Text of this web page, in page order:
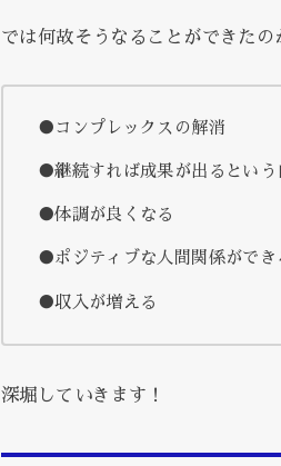
では何故そうなることができたの
●コンプレックスの解消
●継続すれば成果が出るという
●体調が良くなる
●ポジティブな人間関係ができ
●収入が増える
深堀していきます！